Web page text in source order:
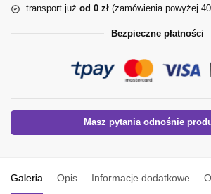
transport już od 0 zł (zamówienia powyżej
Bezpieczne płatności
Masz pytania odnośnie
Galeria Opis Informacje dodatkowe